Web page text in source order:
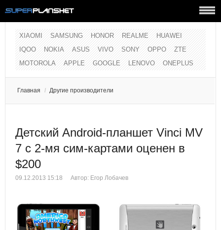
XIAOMI SAMSUNG HONOR REALME
HUAWEI
IQOO
NOKIA ASUS VIVO SONY OPPO
ZTE
MOTOROLA
APPLE GOOGLE LENOVO ONEPLUS
Главная / Другие производители
Детский Android-планшет Vinci MV
7 с 2-мя сим-картами оценен в
$200
09.12.2013 15:18 Автор: Егор Лобачев